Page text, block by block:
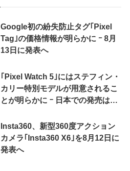
Google初の紛失防止タグ｢Pixel
Tag｣の価格情報が明らかに ｰ 8月
13日に発表へ
｢Pixel Watch 5｣にはステフィン・
カリー特別モデルが用意されるこ
とが明らかに ｰ 日本での発売は期
Insta360、新型360度アクション
カメラ｢Insta360 X6｣を8月12日に
発表へ